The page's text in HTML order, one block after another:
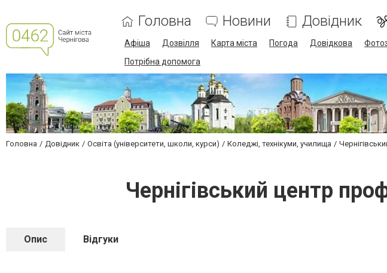
Головна Новини Довідник
Афіша Дозвілля Карта міста Погода Довідкова
Потрібна допомога
Головна Довідник Освіта (університети, школи, курси) Коледжі, технікуми, училища
Чернігівський центр
Опис Відгуки